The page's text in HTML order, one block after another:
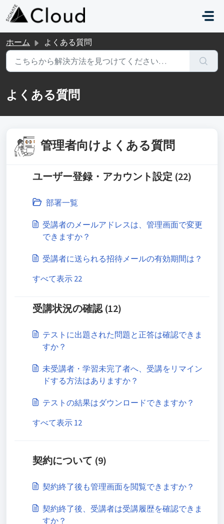
メインコンテンツに移動
ホーム よくある質問
よくある質問
管理者向けよくある質問
ユーザー登録・アカウント設定 (22)
部署一覧
受講者のメールアドレスは、管理画面で変更
できますか？
受講者に送られる招待メールの有効期間は？
すべて表示 22
受講状況の確認 (12)
テストに出題された問題と正答は確認できま
すか？
未受講者・学習未完了者へ、受講をリマイン
ドする方法はありますか？
テストの結果はダウンロードできますか？
すべて表示 12
契約について (9)
契約終了後も管理画面を閲覧できますか？
契約終了後、受講者は受講履歴を確認できま
すか？